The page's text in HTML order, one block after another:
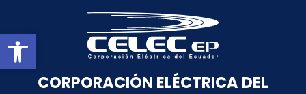
Abrir barra de herramientas
CORPORACIÓN ELÉCTRICA DEL